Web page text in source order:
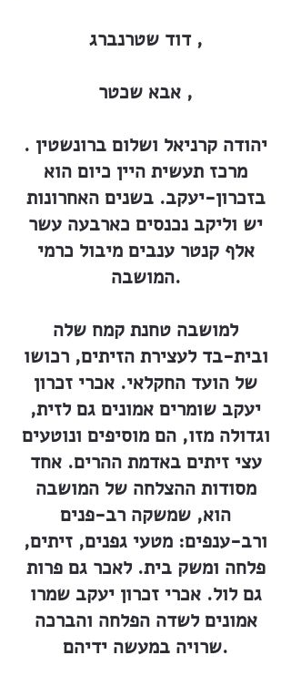
דוד שטרנברג ,
אבא שכטר ,
יהודה קרניאל ושלום ברונשטין .
מרכז תעשית היין כיום הוא
בזכרון-יעקב. בשנים האחרונות
יש וליקב נכנסים כארבעה עשר
אלף קנטר ענבים מיבול כרמי
המושבה.
למושבה טחנת קמח שלה
ובית-בד לעצירת הזיתים, רכושו
של הועד החקלאי. אכרי זכרון
יעקב שומרים אמונים גם לזית,
וגדולה מזו, הם מוסיפים ונוטעים
עצי זיתים באדמת ההרים. אחד
מסודות ההצלחה של המושבה
הוא, שמשקה רב-פנים
ורב-ענפים: מטעי גפנים, זיתים,
פלחה ומשק בית. לאכר גם פרות
גם לול. אכרי זכרון יעקב שמרו
אמונים לשדה הפלחה והברכה
שרויה במעשה ידיהם.